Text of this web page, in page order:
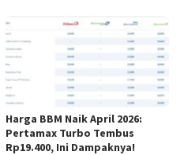
Harga BBM Naik April 2026:
Pertamax Turbo Tembus
Rp19.400, Ini Dampaknya!